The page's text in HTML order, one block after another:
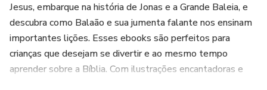
Jesus, embarque na história de Jonas e a Grande Baleia, e
descubra como Balaão e sua jumenta falante nos ensinam
importantes lições. Esses ebooks são perfeitos para
crianças que desejam se divertir e ao mesmo tempo
aprender sobre a Bíblia. Com ilustrações encantadoras e